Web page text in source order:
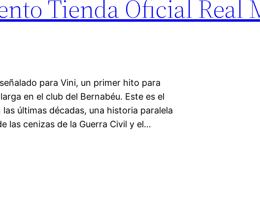
Tienda Oficial Real
para Vini, un primer hito para
en el club del Bernabéu. Este es el
últimas décadas, una historia paralela
las cenizas de la Guerra Civil y el…